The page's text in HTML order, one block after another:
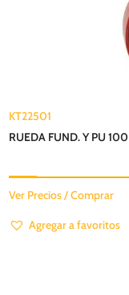
KT22501
RUEDA FUND. Y PU
Ver Precios / Comprar
Agregar a favoritos